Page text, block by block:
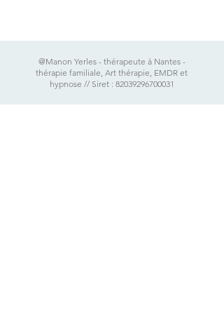
@Manon Yerles - thérapeute à Nantes -
thérapie familiale, Art thérapie, EMDR et
hypnose // Siret : 82039296700031